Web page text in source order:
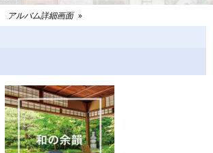
アルバム詳細画面